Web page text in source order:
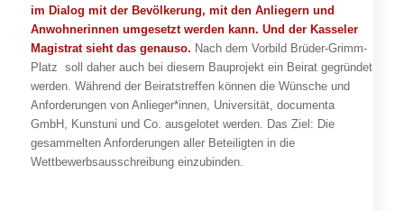
im Dialog mit der Bevölkerung, mit den Anliegern und
Anwohnerinnen umgesetzt werden kann. Und der Kasseler
Magistrat sieht das genauso. Nach dem Vorbild Brüder-Grimm-
Platz soll daher auch bei diesem Bauprojekt ein Beirat gegründet
werden. Während der Beiratstreffen können die Wünsche und
Anforderungen von Anlieger*innen, Universität, documenta
GmbH, Kunstuni und Co. ausgelotet werden. Das Ziel: Die
gesammelten Anforderungen aller Beteiligten in die
Wettbewerbsausschreibung einzubinden.